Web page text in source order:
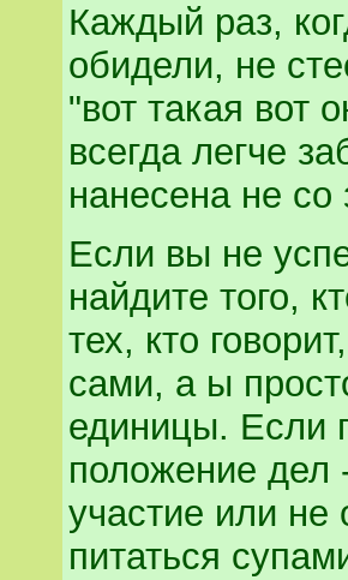
Каждый раз,
обидели, не
"вот такая вот
всегда легче
нанесена не со
Если вы не
найдите того,
тех, кто
сами, а ы
единицы. Если
положение дел
участие или
питаться